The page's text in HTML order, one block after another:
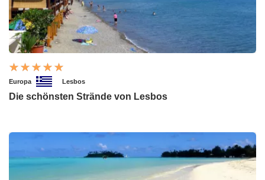
Europa Lesbos
Die schönsten Strände von Lesbos